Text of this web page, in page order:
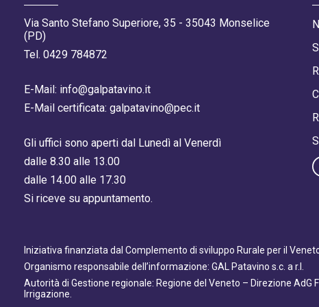
Via Santo Stefano Superiore, 35 - 35043 Monselice
(PD)
Tel. 0429 784872
E-Mail: info@galpatavino.it
E-Mail certificata: galpatavino@pec.it
Gli uffici sono aperti dal Lunedì al Venerdì
dalle 8.30 alle 13.00
dalle 14.00 alle 17.30
Si riceve su appuntamento.
Iniziativa finanziata dal Complemento di sviluppo Rurale per il
Organismo responsabile dell’informazione: GAL Patavino s.c. a r.l.
Autorità di Gestione regionale: Regione del Veneto – Direzione AdG
Irrigazione.